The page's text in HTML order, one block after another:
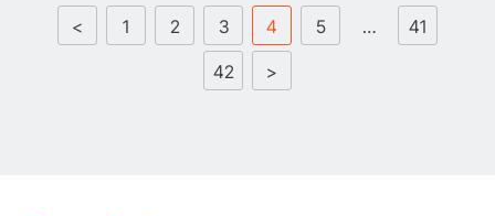
< 1 2 3 4 5 … 41
42 >